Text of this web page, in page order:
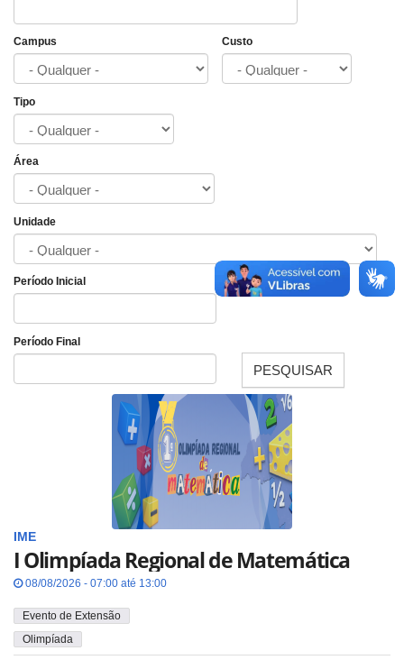
Campus Custo
Tipo
Área
Unidade
Período Inicial
Período Final
PESQUISAR
IME
I Olimpíada Regional de Matemática
08/08/2026 - 07:00 até 13:00
Evento de Extensão
Olimpíada